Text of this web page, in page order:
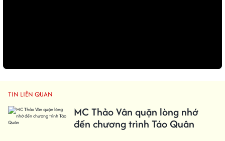
TIN LIÊN QUAN
MC Thảo Vân quặn lòng nhớ
đến chương trình Táo Quân